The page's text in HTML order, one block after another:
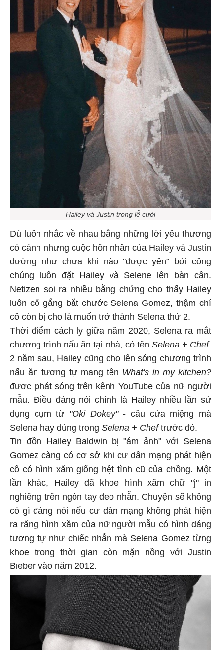
Hailey và Justin trong lễ cưới
Dù luôn nhắc về nhau bằng những lời yêu thương
có cánh nhưng cuộc hôn nhân của Hailey và Justin
dường như chưa khi nào "được yên" bởi công
chúng luôn đặt Hailey và Selene lên bàn cân.
Netizen soi ra nhiều bằng chứng cho thấy Hailey
luôn cố gắng bắt chước Selena Gomez, thậm chí
cô còn bị cho là muốn trở thành Selena thứ 2.
Thời điểm cách ly giữa năm 2020, Selena ra mắt
chương trình nấu ăn tại nhà, có tên Selena + Chef.
2 năm sau, Hailey cũng cho lên sóng chương trình
nấu ăn tương tự mang tên What's in my kitchen?
được phát sóng trên kênh YouTube của nữ người
mẫu. Điều đáng nói chính là Hailey nhiều lần sử
dụng cụm từ "Oki Dokey"- câu cửa miệng mà
Selena hay dùng trong Selena + Cheftrước đó.
Tin đồn Hailey Baldwin bị "ám ảnh" với Selena
Gomez càng có cơ sở khi cư dân mạng phát hiện
cô có hình xăm giống hệt tình cũ của chồng. Một
lần khác, Hailey đã khoe hình xăm chữ "j" in
nghiêng trên ngón tay đeo nhẫn. Chuyện sẽ không
có gì đáng nói nếu cư dân mạng không phát hiện
ra rằng hình xăm của nữ người mẫu có hình dáng
tương tự như chiếc nhẫn mà Selena Gomez từng
khoe trong thời gian còn mặn nồng với Justin
Bieber vào năm 2012.